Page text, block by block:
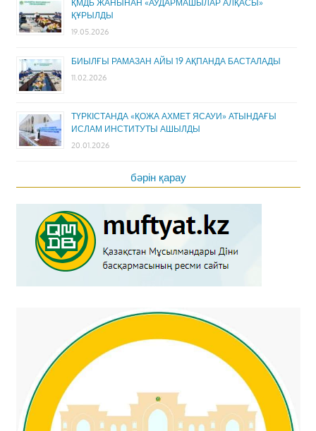
ҚМДБ ЖАНЫНАН «АУДАРМАШЫЛАР АЛҚАСЫ»
ҚҰРЫЛДЫ
19.05.2026
БИЫЛҒЫ РАМАЗАН АЙЫ 19 АҚПАНДА БАСТАЛАДЫ
11.02.2026
ТҮРКІСТАНДА «ҚОЖА АХМЕТ ЯСАУИ» АТЫНДАҒЫ
ИСЛАМ ИНСТИТУТЫ АШЫЛДЫ
20.01.2026
бәрін қарау